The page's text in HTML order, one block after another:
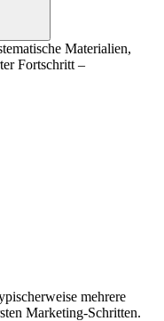
Materialien,
Fortschritt –
mehrere
Marketing-Schritten.